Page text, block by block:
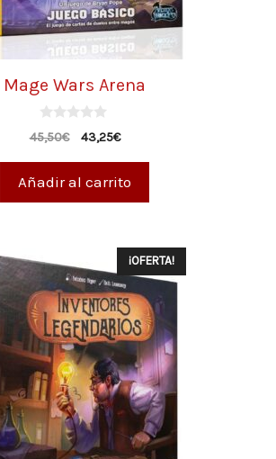
Mage Wars Arena
0
d
45,50€ 43,25€
Añadir al carrito
¡OFERTA!